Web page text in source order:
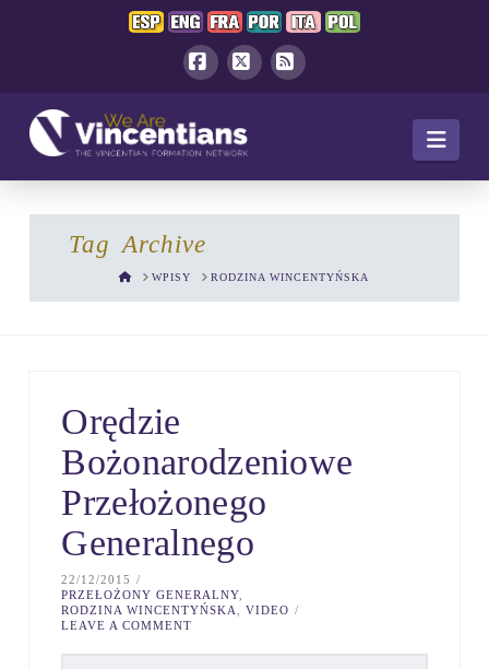
Tag Archive
HOMEWPISY RODZINA WINCENTYŃSKA
Orędzie
Bożonarodzeniowe
Przełożonego
Generalnego
22/12/2015
PRZEŁOŻONY GENERALNY
RODZINA WINCENTYŃSKA
,VIDEO
LEAVE A COMMENT